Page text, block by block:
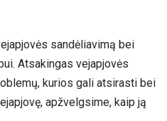
sandėliavimą bei
Atsakingas vejapjovės
kurios gali atsirasti bei
apžvelgsime, kaip ją